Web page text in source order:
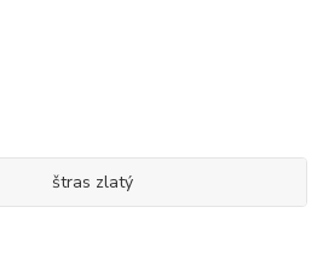
štras zlatý